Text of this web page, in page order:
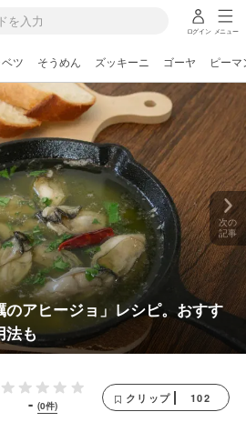
ログイン メニュー
ツ そうめん ズッキーニ ゴーヤ ピーマ
アヒージョ」レシピ。おすす
法も
次の
記事
- (0件)
クリップ 102